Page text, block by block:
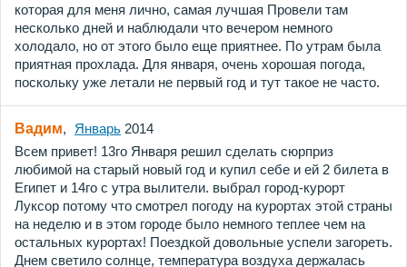
которая для меня лично, самая лучшая Провели там
несколько дней и наблюдали что вечером немного
холодало, но от этого было еще приятнее. По утрам была
приятная прохлада. Для января, очень хорошая погода,
поскольку уже летали не первый год и тут такое не часто.
Вадим, Январь 2014
Всем привет! 13го Января решил сделать сюрприз
любимой на старый новый год и купил себе и ей 2 билета в
Египет и 14го с утра вылители. выбрал город-курорт
Луксор потому что смотрел погоду на курортах этой страны
на неделю и в этом городе было немного теплее чем на
остальных курортах! Поездкой довольные успели загореть.
Днем светило солнце, температура воздуха держалась